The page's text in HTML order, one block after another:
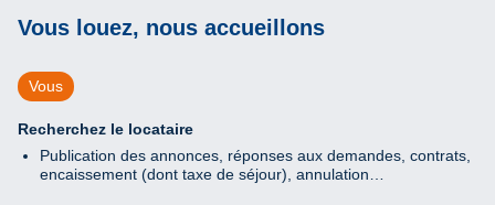
Vous louez, nous accueillons
Vous
Recherchez le locataire
Publication des annonces, réponses aux demandes, contrats,
encaissement (dont taxe de séjour), annulation…